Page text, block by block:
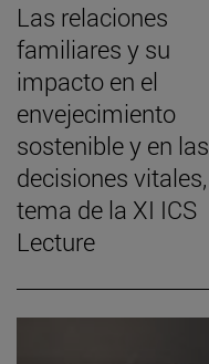
Las relaciones
familiares y su
impacto en el
envejecimiento
sostenible y en las
decisiones vitales,
tema de la XI ICS
Lecture